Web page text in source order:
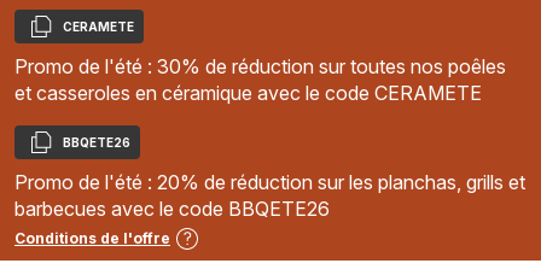
Copier
CERAMETE
Promo de l'été : 30% de réduction sur toutes nos poêles
et casseroles en céramique avec le code CERAMETE
Copier
BBQETE26
Promo de l'été : 20% de réduction sur les planchas, grills et
barbecues avec le code BBQETE26
Conditions de l'offre